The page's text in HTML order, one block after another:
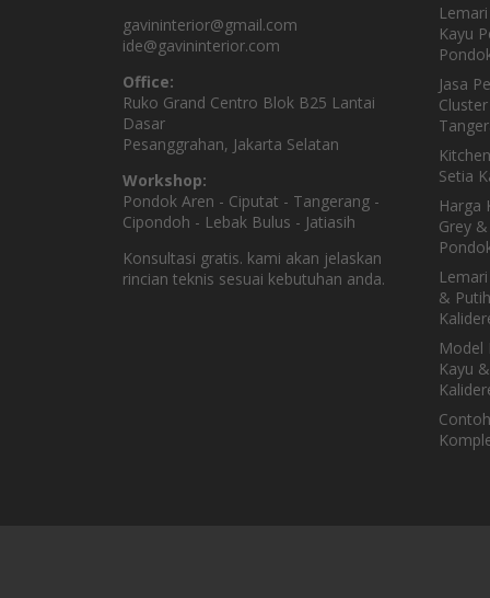
gavininterior@gmail.com
ide@gavininterior.com
Office:
Ruko Grand Centro Blok B25 Lantai
Dasar
Pesanggrahan, Jakarta Selatan
Workshop:
Pondok Aren - Ciputat - Tangerang -
Cipondoh - Lebak Bulus - Jatiasih
Konsultasi gratis. kami akan jelaskan
rincian teknis sesuai kebutuhan anda.
Kayu
Jasa
Setia
Harga
Grey
&
Model
Kayu